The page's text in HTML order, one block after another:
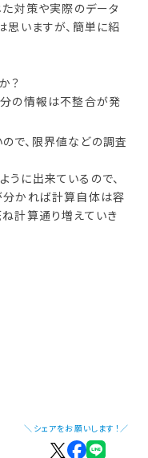
対策や実際のデータ
いますが、簡単に紹
？
の情報は不整合が発
で、限界値などの調査
に出来ているので、
分かれば計算自体は容
計算通り増えていき
＼シェアをお願いします！／